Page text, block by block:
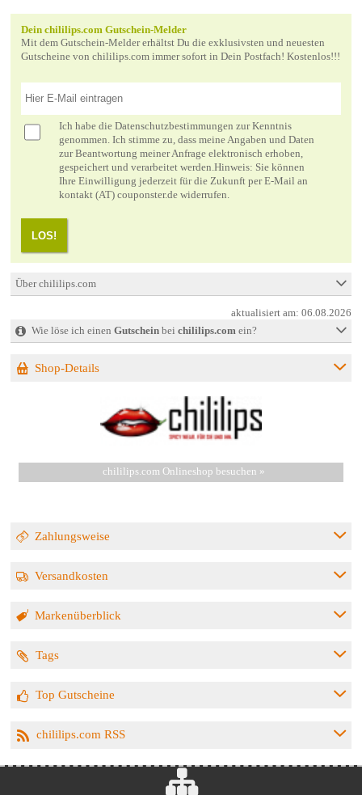
Dein chililips.com Gutschein-Melder
Mit dem Gutschein-Melder erhältst Du die exklusivsten und neuesten
Gutscheine von chililips.com immer sofort in Dein Postfach! Kostenlos!!!
Ich habe die Datenschutzbestimmungen zur Kenntnis
genommen. Ich stimme zu, dass meine Angaben und Daten
zur Beantwortung meiner Anfrage elektronisch erhoben,
gespeichert und verarbeitet werden.Hinweis: Sie können
Ihre Einwilligung jederzeit für die Zukunft per E-Mail an
kontakt (AT) couponster.de widerrufen.
LOS!
Über chililips.com
aktualisiert am:06.08.2026
Wie löse ich einen Gutscheinbei chililips.com ein?
Shop-Details
chililips.com Onlineshop besuchen »
Zahlungsweise
Versandkosten
Markenüberblick
Tags
Top Gutscheine
chililips.com RSS